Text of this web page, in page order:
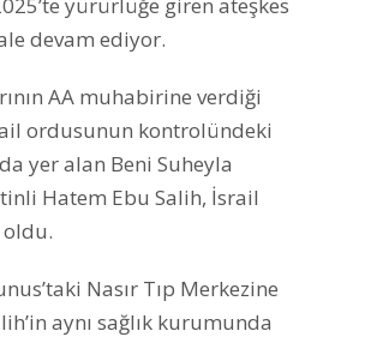
devam ediyor.
AA muhabirine verdiği
ordusunun kontrolündeki
yer alan Beni Suheyla
Hatem Ebu Salih, İsrail
oldu.
Nasır Tıp Merkezine
aynı sağlık kurumunda